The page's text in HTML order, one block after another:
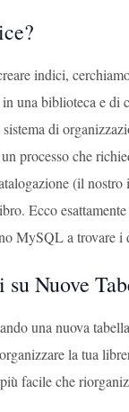
indici,
una biblioteca e di
di
processo che
(il
Ecco
MySQL a trovare i
Nuove
una nuova
la tua
facile che